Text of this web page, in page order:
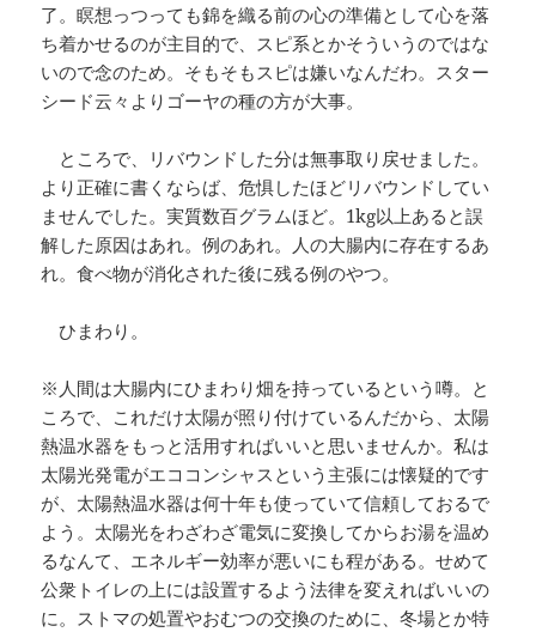
了。瞑想っつっても錦を織る前の心の準備として心を落
ち着かせるのが主目的で、スピ系とかそういうのではな
いので念のため。そもそもスピは嫌いなんだわ。スター
シード云々よりゴーヤの種の方が大事。
ところで、リバウンドした分は無事取り戻せました。
より正確に書くならば、危惧したほどリバウンドしてい
ませんでした。実質数百グラムほど。1kg以上あると誤
解した原因はあれ。例のあれ。人の大腸内に存在するあ
れ。食べ物が消化された後に残る例のやつ。
ひまわり。
※人間は大腸内にひまわり畑を持っているという噂。と
ころで、これだけ太陽が照り付けているんだから、太陽
熱温水器をもっと活用すればいいと思いませんか。私は
太陽光発電がエココンシャスという主張には懐疑的です
が、太陽熱温水器は何十年も使っていて信頼しておるで
よう。太陽光をわざわざ電気に変換してからお湯を温め
るなんて、エネルギー効率が悪いにも程がある。せめて
公衆トイレの上には設置するよう法律を変えればいいの
に。ストマの処置やおむつの交換のために、冬場とか特